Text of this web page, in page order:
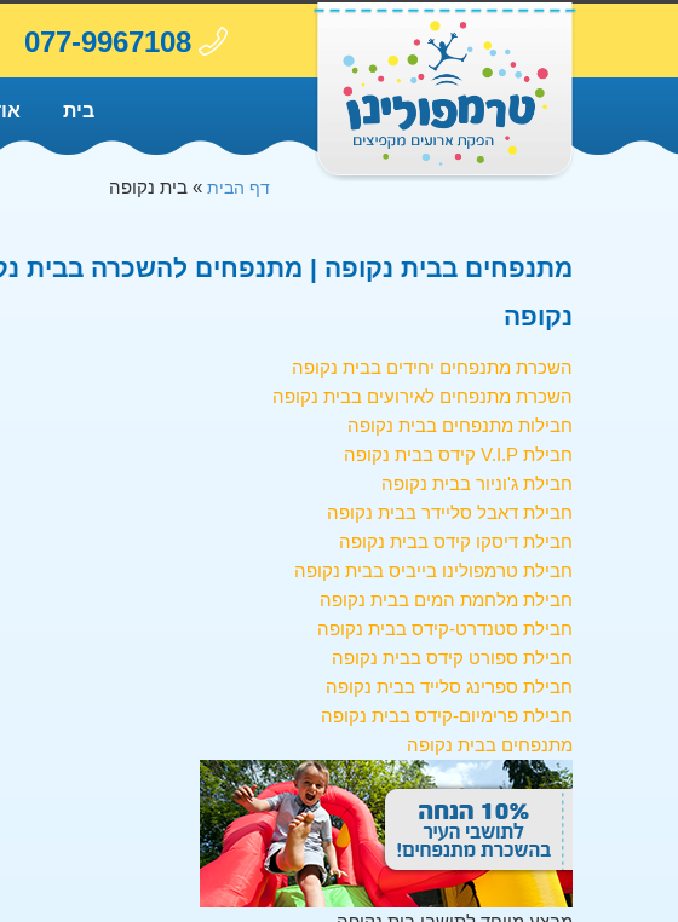
077-9967108
בית
דף הבית » בית נקופה
מתנפחים בבית נקופה | מתנפחים להשכרה בבית
נקופה
השכרת מתנפחים יחידים בבית נקופה
השכרת מתנפחים לאירועים בבית נקופה
חבילות מתנפחים בבית נקופה
חבילת V.I.P קידס בבית נקופה
חבילת ג'וניור בבית נקופה
חבילת דאבל סליידר בבית נקופה
חבילת דיסקו קידס בבית נקופה
חבילת טרמפולינו בייביס בבית נקופה
חבילת מלחמת המים בבית נקופה
חבילת סטנדרט-קידס בבית נקופה
חבילת ספורט קידס בבית נקופה
חבילת ספרינג סלייד בבית נקופה
חבילת פרימיום-קידס בבית נקופה
מתנפחים בבית נקופה